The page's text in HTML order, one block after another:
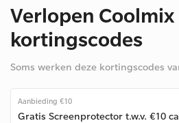
Verlopen Coolmix
kortingscodes
Soms werken deze kortingscodes
Aanbieding €10
Gratis Screenprotector t.w.v. €10